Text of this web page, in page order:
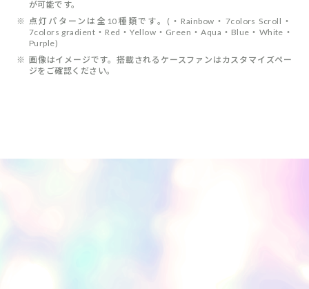
が可能です。
※ 点灯パターンは全10種類です。(・Rainbow・7colors Scroll・
7colors gradient・Red・Yellow・Green・Aqua・Blue・White・
Purple)
※ 画像はイメージです。搭載されるケースファンはカスタマイズペー
ジをご確認ください。